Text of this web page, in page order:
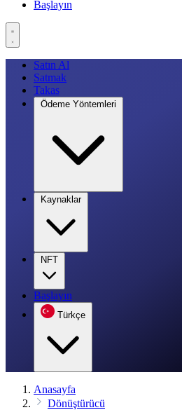
Başlayın
Satın Al
Satmak
Takas
Ödeme Yöntemleri
Kaynaklar
NFT
Başlayın
Türkçe
Anasayfa
Dönüştürücü